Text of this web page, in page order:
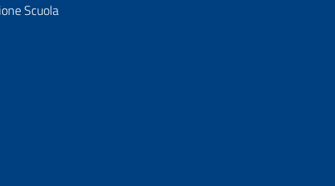
Scuola